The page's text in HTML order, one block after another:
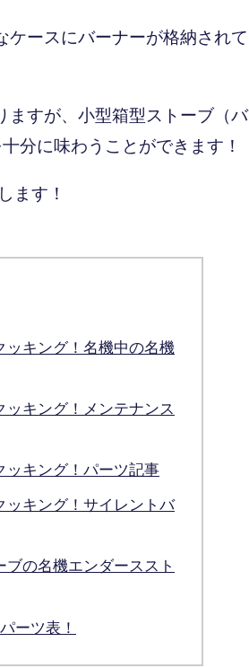
ースにバーナーが格納されて
ますが、小型箱型ストーブ（バ
分に味わうことができます！
ます！
ッキング！名機中の名機
ッキング！メンテナンス
ッキング！パーツ記事
ッキング！サイレントバ
の名機エンダーススト
ーツ表！